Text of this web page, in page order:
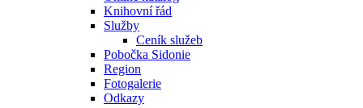
Knihovní řád
Služby
Ceník služeb
Pobočka Sidonie
Region
Fotogalerie
Odkazy